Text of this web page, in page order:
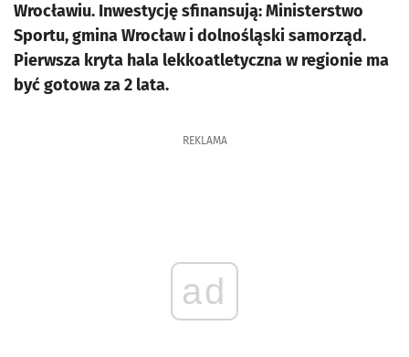
Wrocławiu. Inwestycję sfinansują: Ministerstwo
Sportu, gmina Wrocław i dolnośląski samorząd.
Pierwsza kryta hala lekkoatletyczna w regionie ma
być gotowa za 2 lata.
REKLAMA
ad